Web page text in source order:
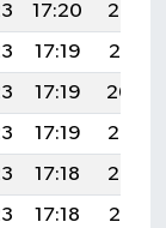
17:20
20:42
17:19
20:41
17:19
20:40
17:19
20:39
17:18
20:38
17:18
20:37